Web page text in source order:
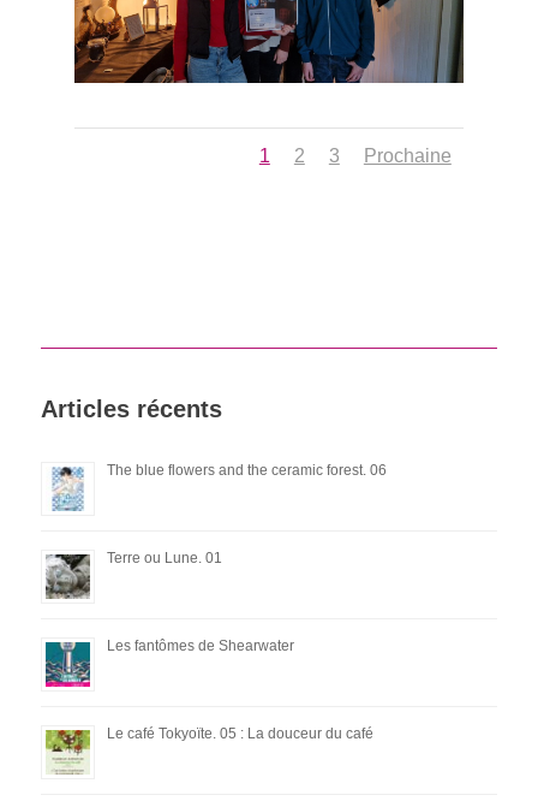
1 2 3 Prochaine
Articles récents
The blue flowers and the ceramic forest. 06
Terre ou Lune. 01
Les fantômes de Shearwater
Le café Tokyoïte. 05 : La douceur du café